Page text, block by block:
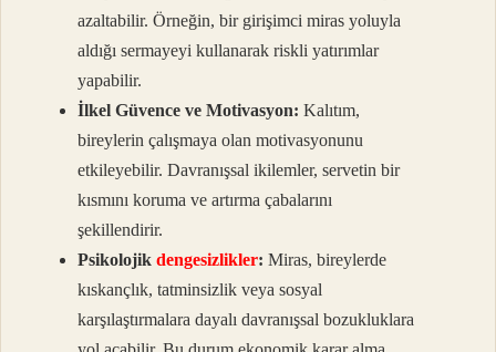
azaltabilir. Örneğin, bir girişimci miras yoluyla
aldığı sermayeyi kullanarak riskli yatırımlar
yapabilir.
İlkel Güvence ve Motivasyon: Kalıtım,
bireylerin çalışmaya olan motivasyonunu
etkileyebilir. Davranışsal ikilemler, servetin bir
kısmını koruma ve artırma çabalarını
şekillendirir.
Psikolojikdengesizlikler: Miras, bireylerde
kıskançlık, tatminsizlik veya sosyal
karşılaştırmalara dayalı davranışsal bozukluklara